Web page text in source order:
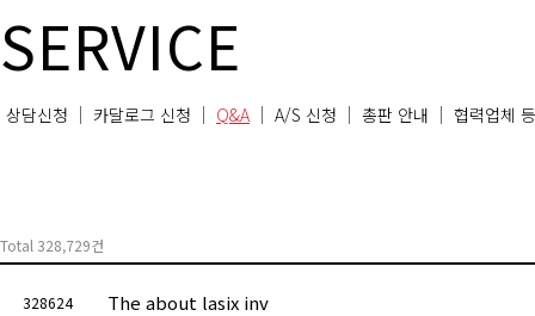
SERVICE
상담신청 카달로그 신청 Q&A A/S 신청 총판 안내 협력업체
Total 328,729건
328624 The about lasix inv